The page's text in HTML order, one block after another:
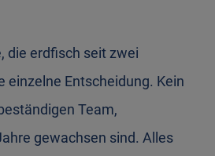
die erdfisch seit zwei
einzelne Entscheidung. Kein
Team,
gewachsen sind. Alles